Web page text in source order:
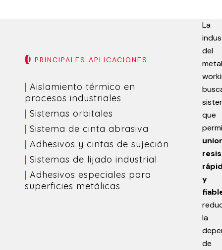
PRINCIPALES APLICACIONES
| Aislamiento térmico en
procesos industriales
| Sistemas orbitales
| Sistema de cinta abrasiva
| Adhesivos y cintas de sujeción
| Sistemas de lijado industrial
| Adhesivos especiales para
superficies metálicas
La
del
metal
que
y
la
de